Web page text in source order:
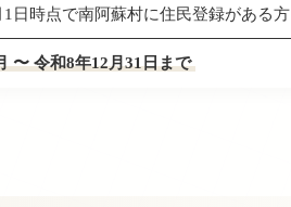
1日時点で南阿蘇村に住民登録がある方
〜 令和8年12月31日まで